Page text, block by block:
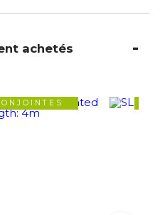
achetés